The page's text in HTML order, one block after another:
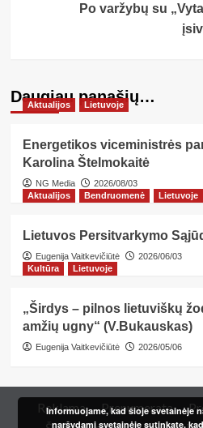
Po varžybų su
Daugiau panašių…
Aktualijos Lietuvoje
Energetikos viceministrės
Karolina Štelmokaitė
NG Media
2026/08/03
Aktualijos
Bendruomenė Lietuvoje
Lietuvos Persitvarkymo
Eugenija Vaitkevičiūtė
2026/06/03
Kultūra
Lietuvoje
„Širdys – pilnos lietuviškų
amžių ugny“ (V.Bukauskas)
Eugenija Vaitkevičiūtė 2026/05/06
Reklama Prenumerata
Informuojame, kad šioje svetainėje
naršydami svetainėje sutinkate,